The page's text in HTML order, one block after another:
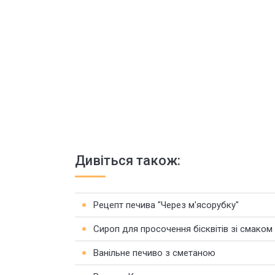
Дивіться також:
Рецепт печива "Через м'ясорубку"
Сироп для просочення бісквітів зі
Ванільне печиво з сметаною